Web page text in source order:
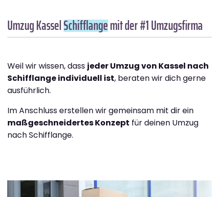
Umzug KasselSchifflangemit der #1 Umzugsfirma
Weil wir wissen, dass jeder Umzug von Kassel nach
Schifflange individuell ist, beraten wir dich gerne
ausführlich.
Im Anschluss erstellen wir gemeinsam mit dir ein
maßgeschneidertes Konzept für deinen Umzug
nach Schifflange.